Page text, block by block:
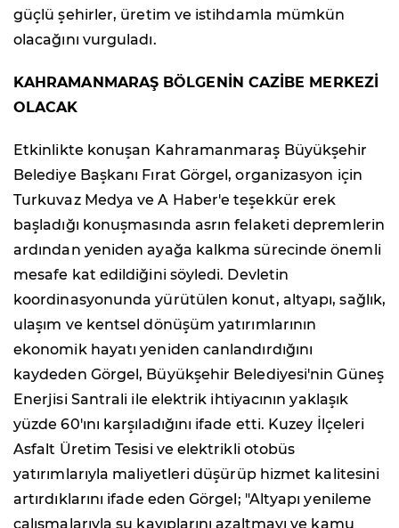
güçlü şehirler, üretim ve istihdamla mümkün
olacağını vurguladı.
KAHRAMANMARAŞ BÖLGENİN CAZİBE MERKEZİ
OLACAK
Etkinlikte konuşan Kahramanmaraş Büyükşehir
Belediye Başkanı Fırat Görgel, organizasyon için
Turkuvaz Medya ve A Haber'e teşekkür erek
başladığı konuşmasında asrın felaketi depremlerin
ardından yeniden ayağa kalkma sürecinde önemli
mesafe kat edildiğini söyledi. Devletin
koordinasyonunda yürütülen konut, altyapı, sağlık,
ulaşım ve kentsel dönüşüm yatırımlarının
ekonomik hayatı yeniden canlandırdığını
kaydeden Görgel, Büyükşehir Belediyesi'nin Güneş
Enerjisi Santrali ile elektrik ihtiyacının yaklaşık
yüzde 60'ını karşıladığını ifade etti. Kuzey İlçeleri
Asfalt Üretim Tesisi ve elektrikli otobüs
yatırımlarıyla maliyetleri düşürüp hizmet kalitesini
artırdıklarını ifade eden Görgel; "Altyapı yenileme
çalışmalarıyla su kayıplarını azaltmayı ve kamu